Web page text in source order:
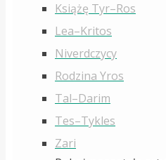
Książę Tyr–Ros
Lea–Kritos
Niverdczycy
Rodzina Yros
Tal–Darim
Tes–Tykles
Zari